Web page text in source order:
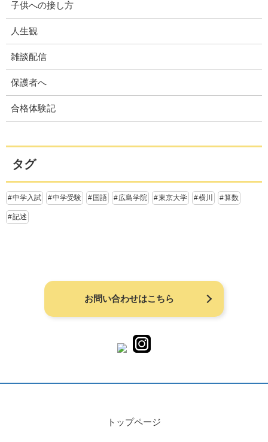
子供への接し方
人生観
雑談配信
保護者へ
合格体験記
タグ
中学入試 中学受験 国語 広島学院 東京大学 横川 算数
記述
お問い合わせはこちら
トップページ